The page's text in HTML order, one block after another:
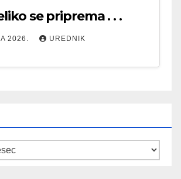
se priprema . . .
2026. UREDNIK